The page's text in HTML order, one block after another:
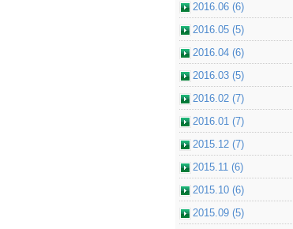
2016.06 (6)
2016.05 (5)
2016.04 (6)
2016.03 (5)
2016.02 (7)
2016.01 (7)
2015.12 (7)
2015.11 (6)
2015.10 (6)
2015.09 (5)